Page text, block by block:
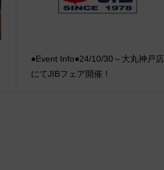
●Event Info●24/10/30～大丸神戸店
にてJIBフェア開催！